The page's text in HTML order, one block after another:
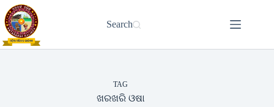
Skip
to
content
Search
TAG
ଖରଖରି ଓଷା